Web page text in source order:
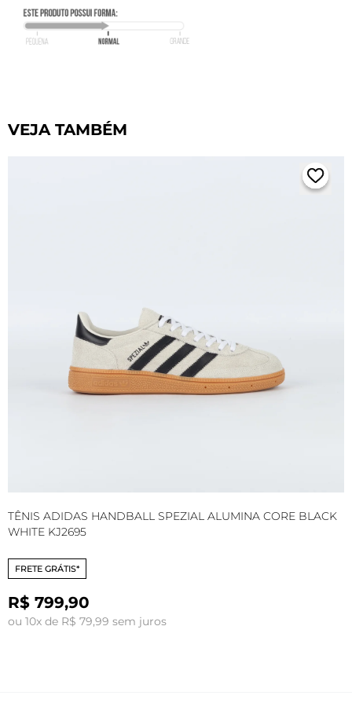
VEJA TAMBÉM
TÊNIS ADIDAS HANDBALL SPEZIAL ALUMINA CORE BLACK
WHITE KJ2695
FRETE GRÁTIS*
R$ 799,90
ou 10x de R$ 79,99 sem juros